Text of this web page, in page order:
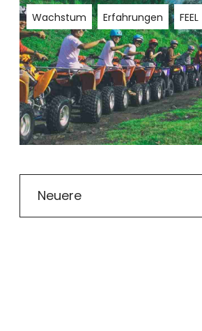
Wachstum Erfahrungen FEEL
Neuere